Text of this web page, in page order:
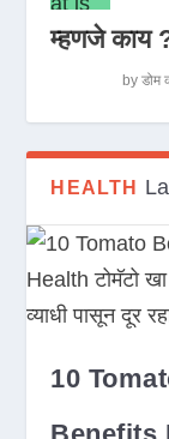
म्हणजे काय
byडोम
HEALTH
10